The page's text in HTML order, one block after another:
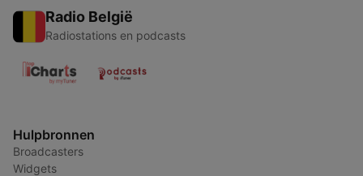
Radio België
Radiostations en podcasts
Hulpbronnen
Broadcasters
Widgets